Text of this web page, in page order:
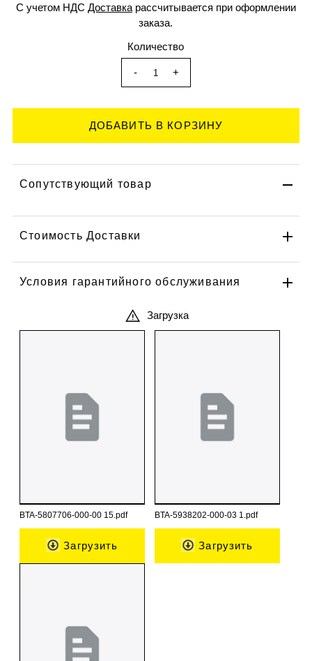
С учетом НДС Доставкарассчитывается при оформлении
заказа.
Количество
- +
Сопутствующий товар
Стоимость Доставки
Условия гарантийного обслуживания
Загрузка
BTA-5807706-000-00 15.pdf
Загрузить
BTA-5938202-000-03 1.pdf
Загрузить